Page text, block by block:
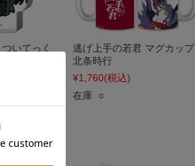
いてっく
逃げ上手の若君 マグカップ
北条時行
¥1,760(税込)
在庫 ○